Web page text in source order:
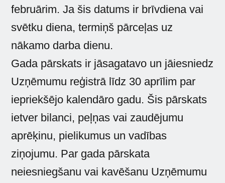
februārim. Ja šis datums ir brīvdiena vai
svētku diena, termiņš pārceļas uz
nākamo darba dienu.
Gada pārskats ir jāsagatavo un jāiesniedz
Uzņēmumu reģistrā līdz 30 aprīlim par
iepriekšējo kalendāro gadu. Šis pārskats
ietver bilanci, peļņas vai zaudējumu
aprēķinu, pielikumus un vadības
ziņojumu. Par gada pārskata
neiesniegšanu vai kavēšanu Uzņēmumu